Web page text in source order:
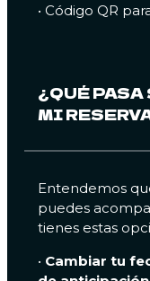
• Código QR
¿QUÉ
MI
Entendemos
puedes
tienes estas
• Cambiar tu